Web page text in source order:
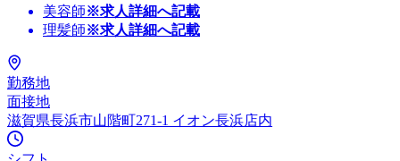
美容師※求人詳細へ記載
理髪師※求人詳細へ記載
勤務地
面接地
滋賀県長浜市山階町271-1 イオン長浜店内